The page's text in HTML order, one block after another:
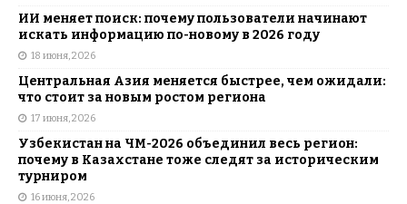
ИИ меняет поиск: почему пользователи начинают
искать информацию по-новому в 2026 году
18 июня, 2026
Центральная Азия меняется быстрее, чем ожидали:
что стоит за новым ростом региона
17 июня, 2026
Узбекистан на ЧМ-2026 объединил весь регион:
почему в Казахстане тоже следят за историческим
турниром
16 июня, 2026